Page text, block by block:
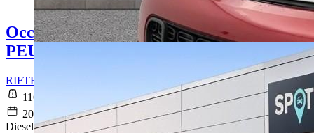
Occasion
PEUGEOT RIFTER
RIFTER Long BlueHDi 100 S&S BVM6 Active
116 140 km
2020-12-07
Diesel